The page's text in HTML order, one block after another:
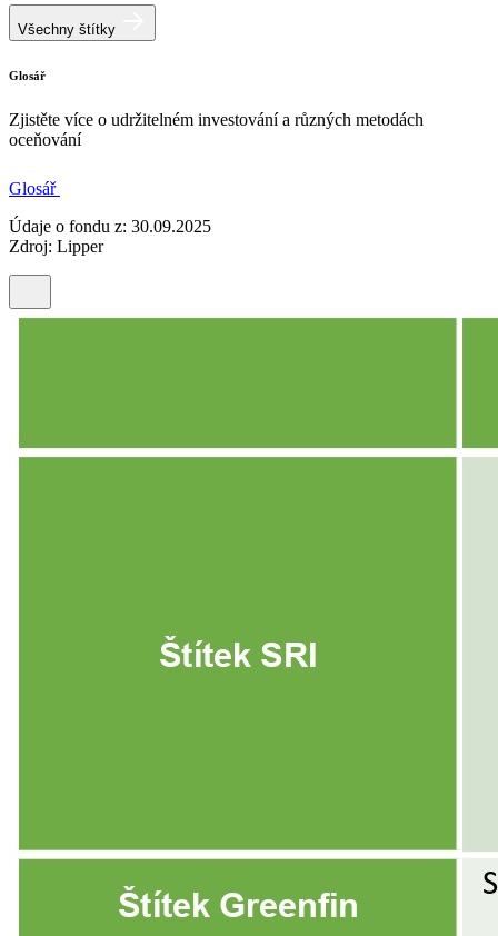
Všechny štítky
Glosář
Zjistěte více o udržitelném investování a různých metodách
oceňování
Glosář
Údaje o fondu z: 30.09.2025
Zdroj: Lipper